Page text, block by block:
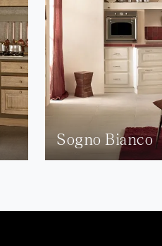
Sogno Bianco